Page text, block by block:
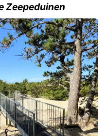
Zeepeduinen